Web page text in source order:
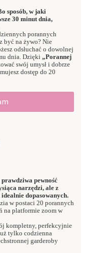
sposób, w jaki
30 minut dnia,
porannych
być na żywo? Nie
odsłuchać o dowolnej
dnia. Dzięki „Porannej
swój umysł i dobrze
dostęp do 20
pewność
narzędzi, ale z
dopasowanych.
w postaci 20 porannych
na platformie zoom w
kompletny, perfekcyjnie
tylko codzienna
garderoby